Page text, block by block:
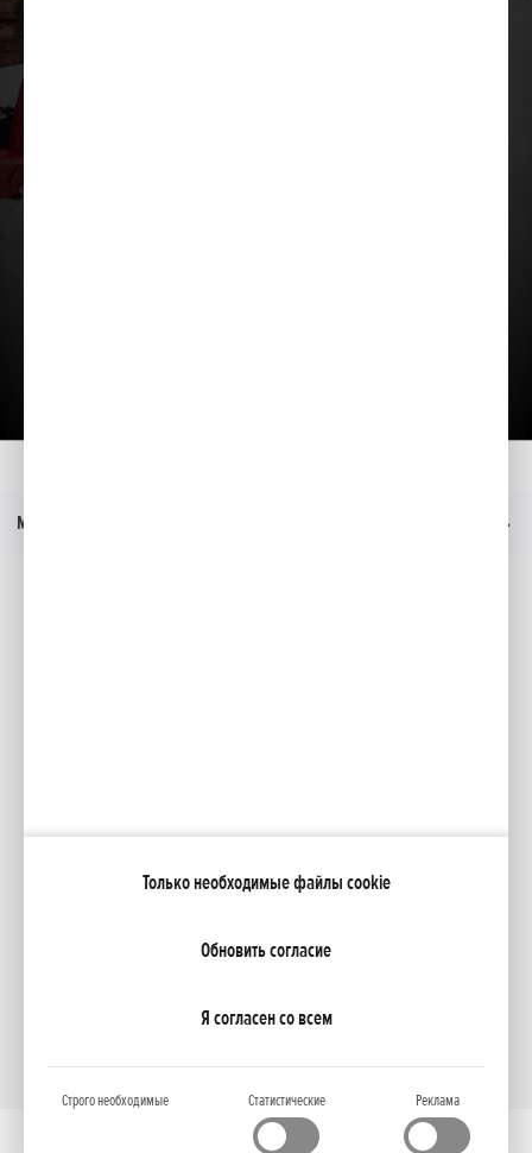
Только необходимые файлы cookie
Обновить согласие
Я согласен со всем
Строго необходимые Статистические Реклама
Меню